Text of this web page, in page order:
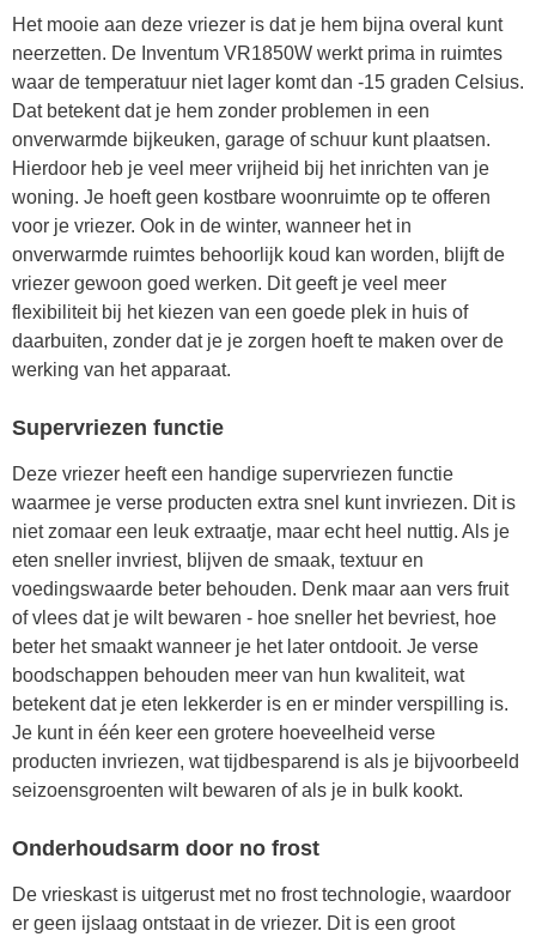
Het mooie aan deze vriezer is dat je hem bijna overal kunt
neerzetten. De Inventum VR1850W werkt prima in ruimtes
waar de temperatuur niet lager komt dan -15 graden Celsius.
Dat betekent dat je hem zonder problemen in een
onverwarmde bijkeuken, garage of schuur kunt plaatsen.
Hierdoor heb je veel meer vrijheid bij het inrichten van je
woning. Je hoeft geen kostbare woonruimte op te offeren
voor je vriezer. Ook in de winter, wanneer het in
onverwarmde ruimtes behoorlijk koud kan worden, blijft de
vriezer gewoon goed werken. Dit geeft je veel meer
flexibiliteit bij het kiezen van een goede plek in huis of
daarbuiten, zonder dat je je zorgen hoeft te maken over de
werking van het apparaat.
Supervriezen functie
Deze vriezer heeft een handige supervriezen functie
waarmee je verse producten extra snel kunt invriezen. Dit is
niet zomaar een leuk extraatje, maar echt heel nuttig. Als je
eten sneller invriest, blijven de smaak, textuur en
voedingswaarde beter behouden. Denk maar aan vers fruit
of vlees dat je wilt bewaren - hoe sneller het bevriest, hoe
beter het smaakt wanneer je het later ontdooit. Je verse
boodschappen behouden meer van hun kwaliteit, wat
betekent dat je eten lekkerder is en er minder verspilling is.
Je kunt in één keer een grotere hoeveelheid verse
producten invriezen, wat tijdbesparend is als je bijvoorbeeld
seizoensgroenten wilt bewaren of als je in bulk kookt.
Onderhoudsarm door no frost
De vrieskast is uitgerust met no frost technologie, waardoor
er geen ijslaag ontstaat in de vriezer. Dit is een groot